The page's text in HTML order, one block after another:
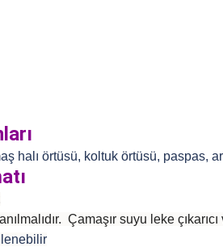
halı örtüsü, koltuk örtüsü, paspas,
Çamaşır suyu leke